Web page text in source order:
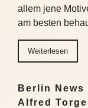
allem jene
am besten
Weiterlesen
Berlin
Alfred